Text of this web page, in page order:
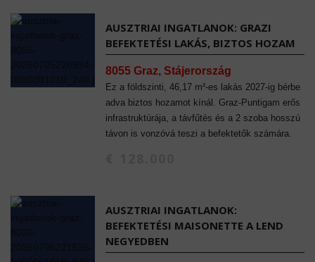
AUSZTRIAI INGATLANOK: GRAZI
BEFEKTETÉSI LAKÁS, BIZTOS HOZAM
8055 Graz, Stájerország
Ez a földszinti, 46,17 m²-es lakás 2027-ig bérbe
adva biztos hozamot kínál. Graz-Puntigam erős
infrastruktúrája, a távfűtés és a 2 szoba hosszú
távon is vonzóvá teszi a befektetők számára.
AUSZTRIAI INGATLANOK:
BEFEKTETÉSI MAISONETTE A LEND
NEGYEDBEN